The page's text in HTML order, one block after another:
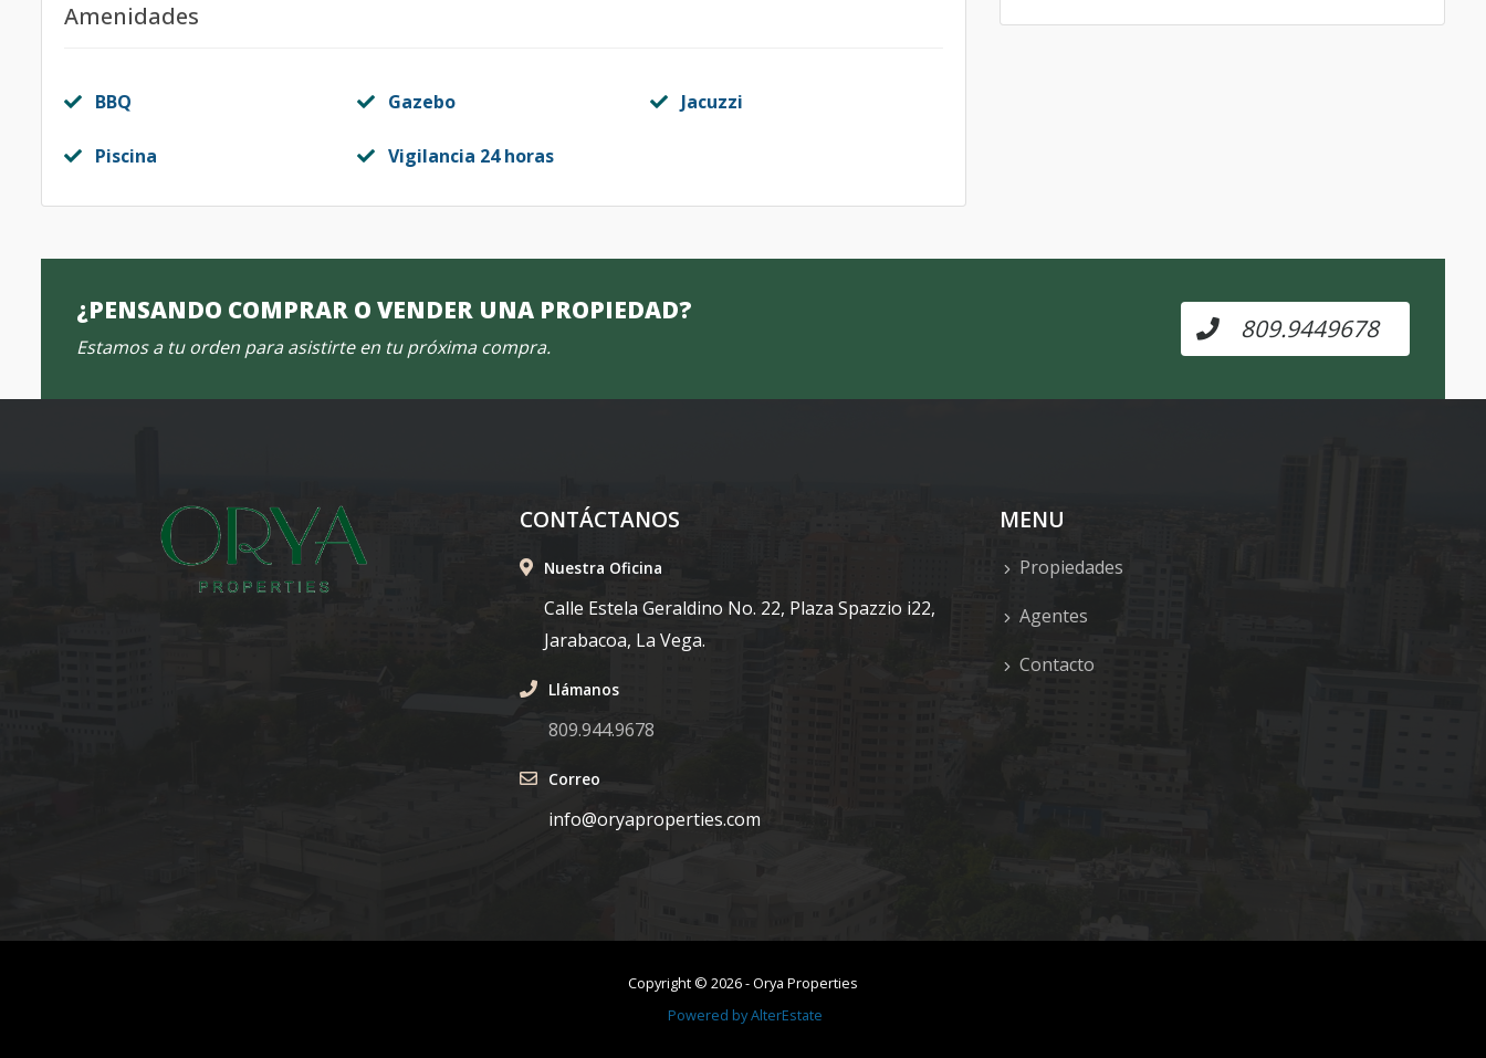
Amenidades
BBQ Gazebo Jacuzzi
Piscina Vigilancia 24 horas
¿PENSANDO COMPRAR O VENDER UNA PROPIEDAD?
Estamos a tu orden para asistirte en tu próxima compra.
809.9449678
CONTÁCTANOS
Nuestra Oficina
Calle Estela Geraldino No. 22, Plaza Spazzio i22,
Jarabacoa, La Vega.
Llámanos
809.944.9678
Correo
info@oryaproperties.com
MENU
Propiedades
Agentes
Contacto
Copyright © 2026-Orya Properties
Powered byAlterEstate